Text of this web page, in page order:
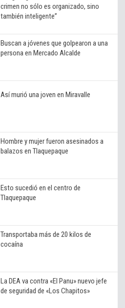
crimen no sólo es organizado, sino
también inteligente”
Buscan a jóvenes que golpearon a una
persona en Mercado Alcalde
Así murió una joven en Miravalle
Hombre y mujer fueron asesinados a
balazos en Tlaquepaque
Esto sucedió en el centro de
Tlaquepaque
Transportaba más de 20 kilos de
cocaína
La DEA va contra «El Panu» nuevo jefe
de seguridad de «Los Chapitos»